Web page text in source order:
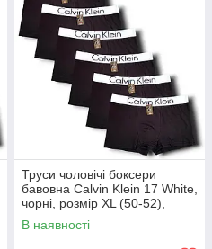
Труси чоловічі боксери
бавовна Calvin Klein 17 White,
чорні, розмір XL (50-52),
013046
В наявності